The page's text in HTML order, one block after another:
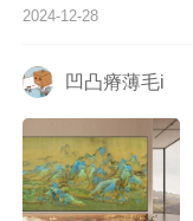
2024-12-28
凹凸瘠薄毛i